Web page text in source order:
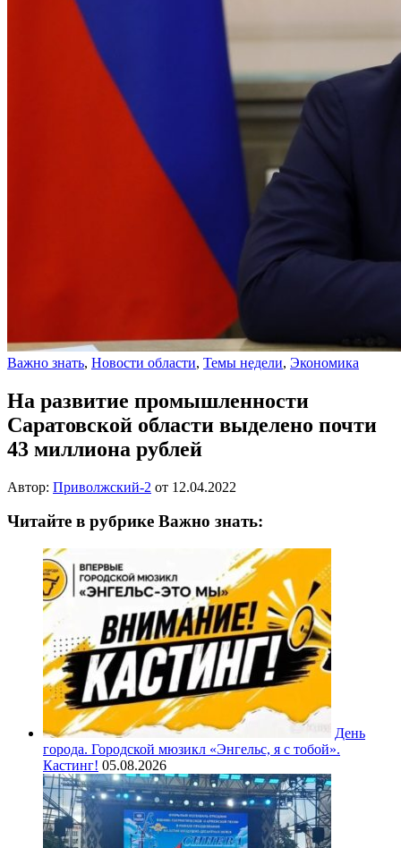
Важно знать, Новости области, Темы недели, Экономика
На развитие промышленности
Саратовской области выделено почти
43 миллиона рублей
Автор: Приволжский-2 от 12.04.2022
Читайте в рубрике Важно знать:
День
города. Городской мюзикл «Энгельс, я с тобой».
Кастинг! 05.08.2026